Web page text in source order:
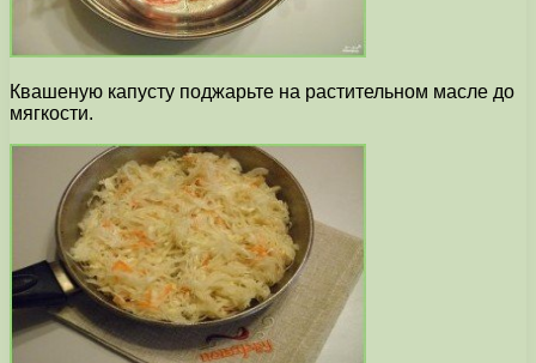
Квашеную капусту поджарьте на растительном масле до
мягкости.